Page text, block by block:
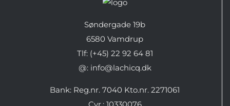
Søndergade 19b
6580 Vamdrup
Tlf: (+45) 22 92 64 81
@: info@lachicq.dk
Bank: Reg.nr. 7040 Kto.nr. 2271061